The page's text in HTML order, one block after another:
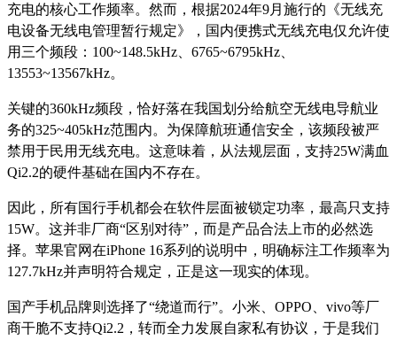
充电的核心工作频率。然而，根据2024年9月施行的《无线充
电设备无线电管理暂行规定》，国内便携式无线充电仅允许使
用三个频段：100~148.5kHz、6765~6795kHz、
13553~13567kHz。
关键的360kHz频段，恰好落在我国划分给航空无线电导航业
务的325~405kHz范围内。为保障航班通信安全，该频段被严
禁用于民用无线充电。这意味着，从法规层面，支持25W满血
Qi2.2的硬件基础在国内不存在。
因此，所有国行手机都会在软件层面被锁定功率，最高只支持
15W。这并非厂商“区别对待”，而是产品合法上市的必然选
择。苹果官网在iPhone 16系列的说明中，明确标注工作频率为
127.7kHz并声明符合规定，正是这一现实的体现。
国产手机品牌则选择了“绕道而行”。小米、OPPO、vivo等厂
商干脆不支持Qi2.2，转而全力发展自家私有协议，于是我们